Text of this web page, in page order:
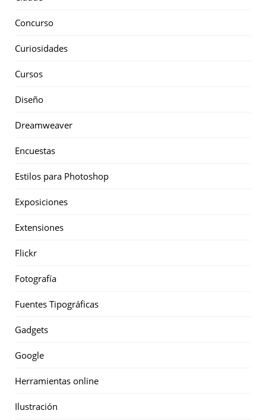
Concurso
Curiosidades
Cursos
Diseño
Dreamweaver
Encuestas
Estilos para Photoshop
Exposiciones
Extensiones
Flickr
Fotografía
Fuentes Tipográficas
Gadgets
Google
Herramientas online
Ilustración